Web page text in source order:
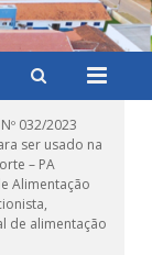
Nº 032/2023
ser usado na
– PA
Alimentação
de alimentação